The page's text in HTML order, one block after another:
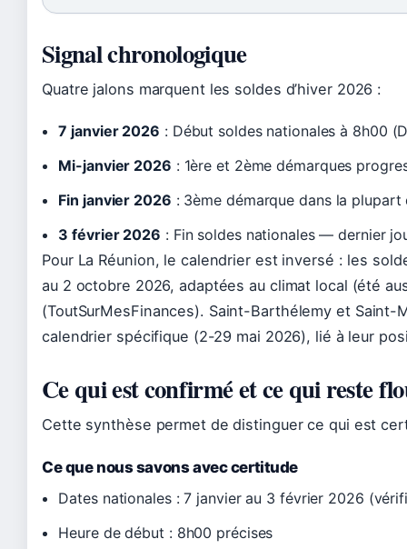
Signal chronologique
Quatre jalons marquent les soldes d’hiver 2026 :
7 janvier 2026 : Début soldes nationales à 8h00
Mi-janvier 2026 : 1ère et 2ème démarques
Fin janvier 2026 : 3ème démarque dans la plupart
3 février 2026 : Fin soldes nationales — dernier
Pour La Réunion, le calendrier est inversé : les
au 2 octobre 2026, adaptées au climat local (été
(ToutSurMesFinances). Saint-Barthélemy et Saint-
calendrier spécifique (2-29 mai 2026), lié à leur
Ce qui est confirmé et ce qui reste
Cette synthèse permet de distinguer ce qui est
Ce que nous savons avec certitude
Dates nationales : 7 janvier au 3 février 2026
Heure de début : 8h00 précises